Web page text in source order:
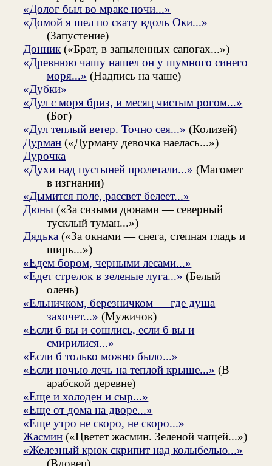
«Долог был во мраке ночи...»
«Домой я шел по скату вдоль Оки...»
(Запустение)
Донник («Брат, в запыленных сапогах...»)
«Древнюю чашу нашел он у шумного синего
моря...» (Надпись на чаше)
«Дубки»
«Дул с моря бриз, и месяц чистым рогом...»
(Бог)
«Дул теплый ветер. Точно сея...» (Колизей)
Дурман («Дурману девочка наелась...»)
Дурочка
«Духи над пустыней пролетали...» (Магомет
в изгнании)
«Дымится поле, рассвет белеет...»
Дюны («За сизыми дюнами — северный
тусклый туман...»)
Дядька («За окнами — снега, степная гладь и
ширь...»)
«Едем бором, черными лесами...»
«Едет стрелок в зеленые луга...» (Белый
олень)
«Ельничком, березничком — где душа
захочет...» (Мужичок)
«Если б вы и сошлись, если б вы и
смирилися...»
«Если б только можно было...»
«Если ночью лечь на теплой крыше...» (В
арабской деревне)
«Еще и холоден и сыр...»
«Еще от дома на дворе...»
«Еще утро не скоро, не скоро...»
Жасмин («Цветет жасмин. Зеленой чащей...»)
«Железный крюк скрипит над колыбелью...»
(Вдовец)